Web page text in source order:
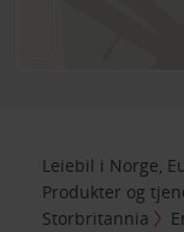
Leiebil i Norge,
Produkter og
Storbritannia